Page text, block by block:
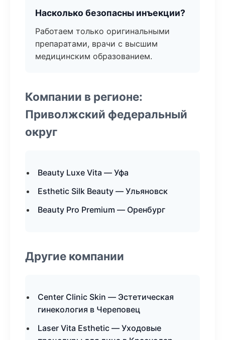
Насколько безопасны инъекции?
Работаем только оригинальными
препаратами, врачи с высшим
медицинским образованием.
Компании в регионе:
Приволжский федеральный
округ
Beauty Luxe Vita — Уфа
Esthetic Silk Beauty — Ульяновск
Beauty Pro Premium — Оренбург
Другие компании
Center Clinic Skin — Эстетическая
гинекология в Череповец
Laser Vita Esthetic — Уходовые